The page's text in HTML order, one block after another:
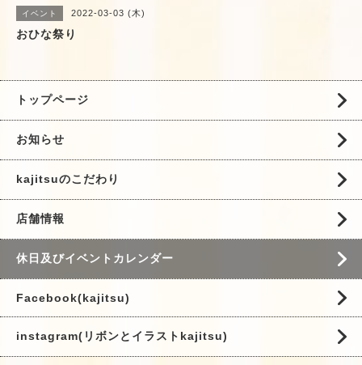
イベント 2022-03-03 (木)
おひな祭り
トップページ
お知らせ
kajitsuのこだわり
店舗情報
休日及びイベントカレンダー
Facebook(kajitsu)
instagram(リボンとイラストkajitsu)